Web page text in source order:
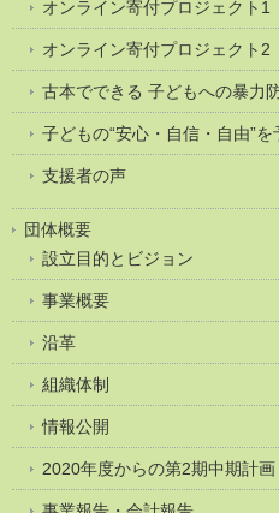
オンライン寄付プロジェクト1
オンライン寄付プロジェクト2
古本でできる 子どもへの暴力
子どもの“安心・自信・自由”
支援者の声
団体概要
設立目的とビジョン
事業概要
沿革
組織体制
情報公開
2020年度からの第2期中期計画